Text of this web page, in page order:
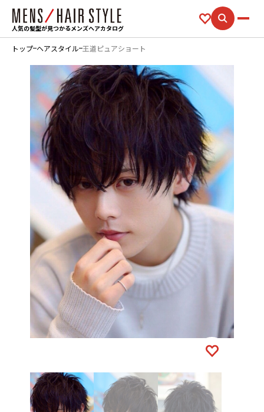
人気の髪型が見つかるメンズヘアカタログ
トップ ヘアスタイル 王道ピュアショート